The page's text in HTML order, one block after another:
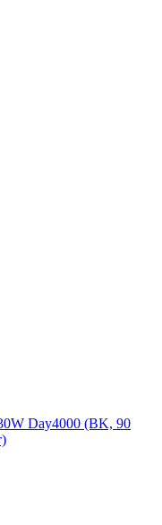
Day4000 (BK, 90